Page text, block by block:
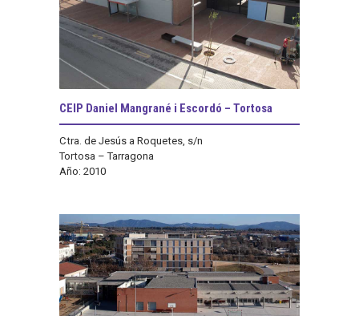
CEIP Daniel Mangrané i Escordó – Tortosa
Ctra. de Jesús a Roquetes, s/n
Tortosa – Tarragona
Año: 2010